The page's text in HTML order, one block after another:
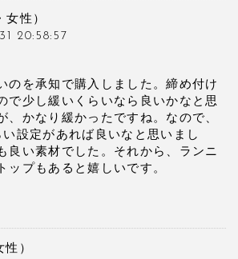
女性）
20:58:57
のを承知で購入しました。締め付け
で少し緩いくらいなら良いかなと思
、かなり緩かったですね。なので、
設定があれば良いなと思いまし
良い素材でした。それから、ランニ
ップもあると嬉しいです。
性）